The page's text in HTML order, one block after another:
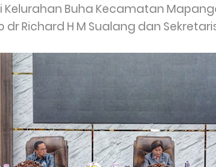
Buha Kecamatan
dr Richard H M Sualang dan